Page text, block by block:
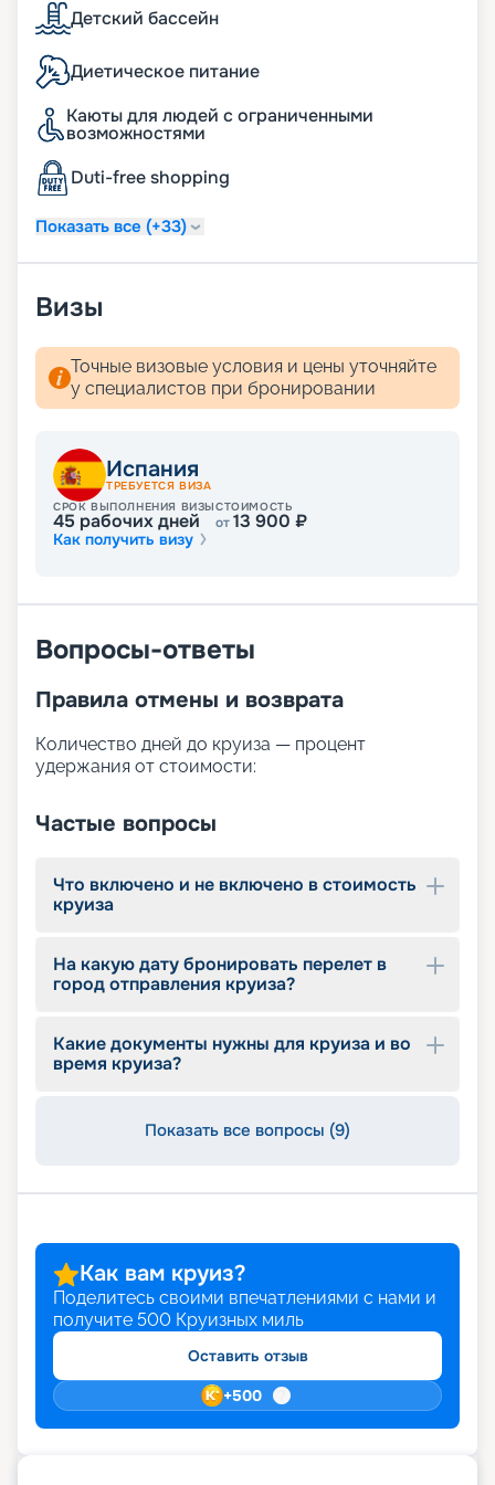
Детский бассейн
Диетическое питание
Каюты для людей с ограниченными
возможностями
Duti-free shopping
Показать все (+33)
Визы
Точные визовые условия и цены уточняйте
у специалистов при бронировании
Испания
ТРЕБУЕТСЯ ВИЗА
СРОК ВЫПОЛНЕНИЯ ВИЗЫ
45 рабочих дней
СТОИМОСТЬ
от13 900 ₽
Как получить визу
Вопросы-ответы
Правила отмены и возврата
Количество дней до круиза — процент
удержания от стоимости:
Частые вопросы
Что включено и не включено в стоимость
круиза
На какую дату бронировать перелет в
город отправления круиза?
Какие документы нужны для круиза и во
время круиза?
Показать все вопросы (9)
Как вам круиз?
Поделитесь своими впечатлениями с нами и
получите 500 Круизных миль
Оставить отзыв
+500